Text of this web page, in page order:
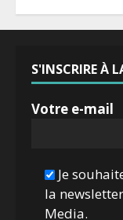
S'INSCRIRE À
Votre e-mail
Je
la
Media.